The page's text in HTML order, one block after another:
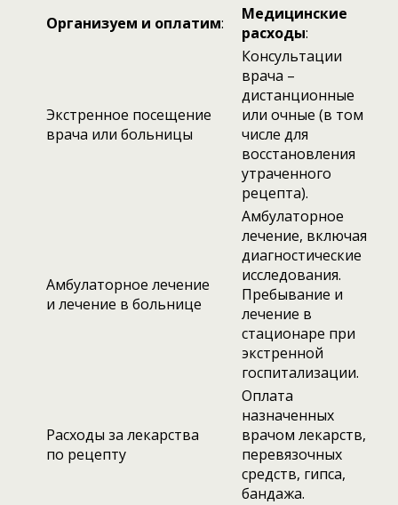
Организуем и оплатим:
Медицинские
расходы:
Экстренное посещение
врача или больницы
Консультации
врача –
дистанционные
или очные (в том
числе для
восстановления
утраченного
рецепта).
Амбулаторное лечение
и лечение в больнице
Амбулаторное
лечение, включая
диагностические
исследования.
Пребывание и
лечение в
стационаре при
экстренной
госпитализации.
Расходы за лекарства
по рецепту
Оплата
назначенных
врачом лекарств,
перевязочных
средств, гипса,
бандажа.